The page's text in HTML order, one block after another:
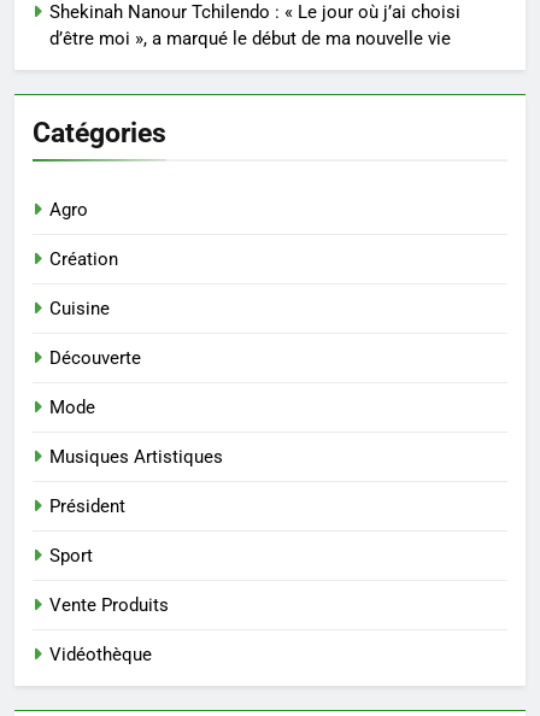
Shekinah Nanour Tchilendo : « Le jour où j’ai choisi
d’être moi », a marqué le début de ma nouvelle vie
Catégories
Agro
Création
Cuisine
Découverte
Mode
Musiques Artistiques
Président
Sport
Vente Produits
Vidéothèque